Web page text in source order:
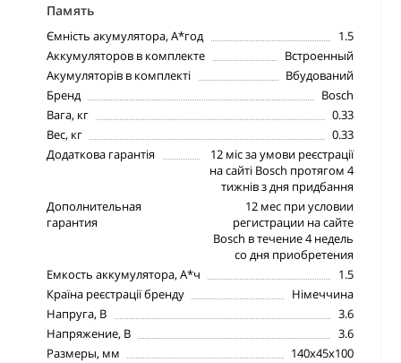
Память
Ємність акумулятора, А*год
1.5
Аккумуляторов в комплекте
Встроенный
Акумуляторів в комплекті
Вбудований
Бренд
Bosch
Вага, кг
0.33
Вес, кг
0.33
Додаткова гарантія
12 міс за умови реєстрації
на сайті Bosch протягом 4
тижнів з дня придбання
Дополнительная
гарантия
12 мес при условии
регистрации на сайте
Bosch в течение 4 недель
со дня приобретения
Емкость аккумулятора, А*ч
1.5
Країна реєстрації бренду
Німеччина
Напруга, В
3.6
Напряжение, В
3.6
Размеры, мм
140х45х100